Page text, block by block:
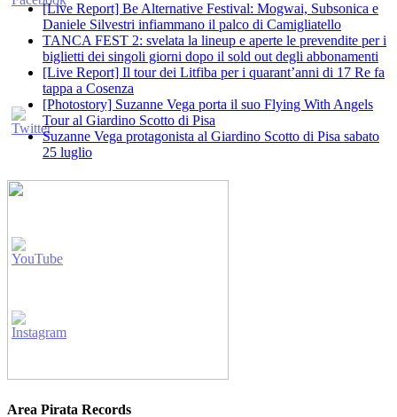
[Live Report] Be Alternative Festival: Mogwai, Subsonica e
Daniele Silvestri infiammano il palco di Camigliatello
TANCA FEST 2: svelata la lineup e aperte le prevendite per i
biglietti dei singoli giorni dopo il sold out degli abbonamenti
[Live Report] Il tour dei Litfiba per i quarant’anni di 17 Re fa
tappa a Cosenza
[Photostory] Suzanne Vega porta il suo Flying With Angels
Tour al Giardino Scotto di Pisa
Suzanne Vega protagonista al Giardino Scotto di Pisa sabato
25 luglio
Area Pirata Records